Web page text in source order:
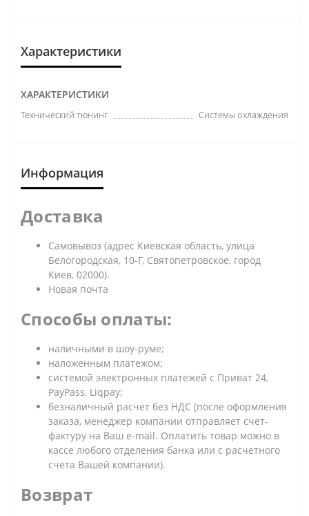
Характеристики
ХАРАКТЕРИСТИКИ
Технический тюнинг Системы охлаждения
Информация
Доставка
Самовывоз (адрес Киевская область, улица
Белогородская, 10-Г, Святопетровское, город
Киев, 02000).
Новая почта
Способы оплаты:
наличными в шоу-руме;
наложенным платежом;
системой электронных платежей с Приват 24,
PayPass, Liqpay;
безналичный расчет без НДС (после оформления
заказа, менеджер компании отправляет счет-
фактуру на Ваш e-mail. Оплатить товар можно в
кассе любого отделения банка или с расчетного
счета Вашей компании).
Возврат